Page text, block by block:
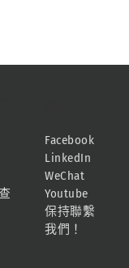
Facebook
LinkedIn
WeChat
Youtube
保持聯繫
我們！